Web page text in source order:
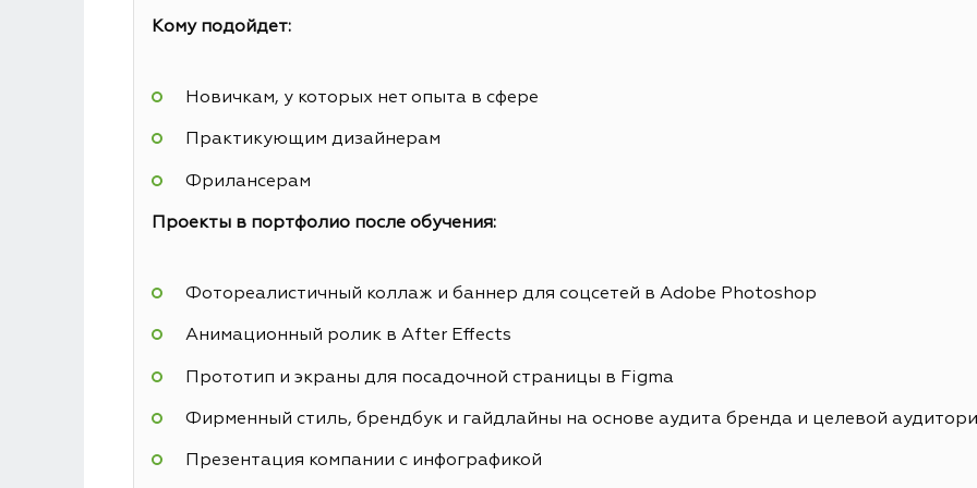
Кому подойдет:
Новичкам, у которых нет опыта в сфере
Практикующим дизайнерам
Фрилансерам
Проекты в портфолио после обучения:
Фотореалистичный коллаж и баннер для соцсетей в Adobe Photoshop
Анимационный ролик в After Effects
Прототип и экраны для посадочной страницы в Figma
Фирменный стиль, брендбук и гайдлайны на основе аудита бренда и целевой
Презентация компании с инфографикой